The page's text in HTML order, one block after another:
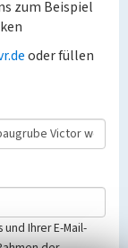
zum Beispiel
oder füllen
Ihrer E-Mail-